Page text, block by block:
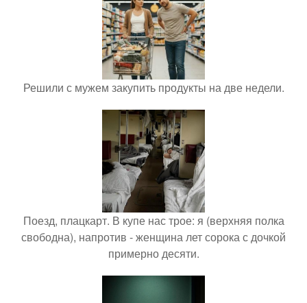
Решили с мужем закупить продукты на две недели.
Поезд, плацкарт. В купе нас трое: я (верхняя полка
свободна), напротив - женщина лет сорока с дочкой
примерно десяти.